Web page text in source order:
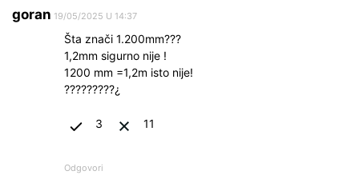
goran 19/05/2025 U 14:37
Šta znači 1.200mm???
1,2mm sigurno nije !
1200 mm =1,2m isto nije!
?????????¿
3 11
Odgovori